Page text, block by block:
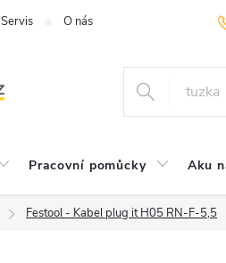
Servis O nás
Pracovní pomůcky Aku
Festool - Kabel plug it H05 RN-F-5,5